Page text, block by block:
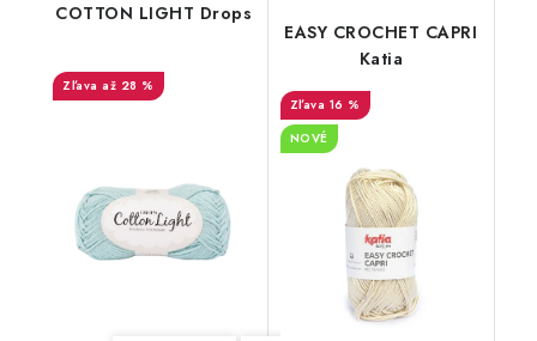
COTTON LIGHT Drops
až 28 %
EASY CROCHET CAPRI
Katia
16 %
NOVÉ